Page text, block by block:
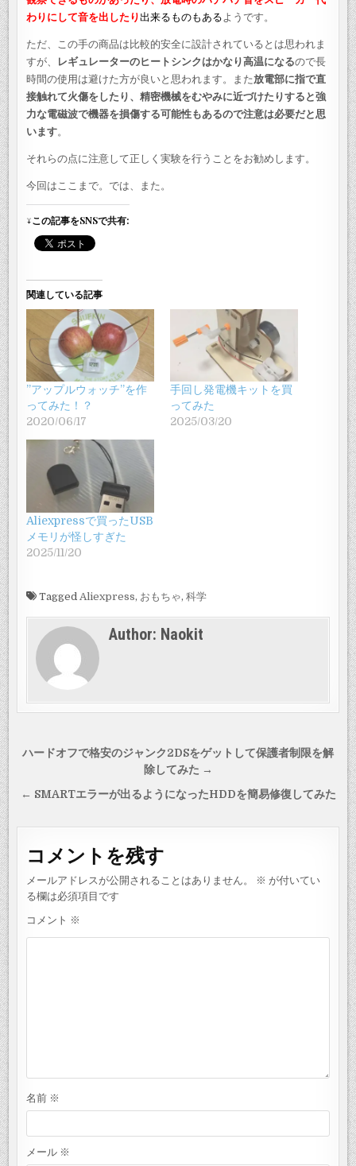
わりにして音を出したり出来るものもある ようです。
ただ、この手の商品は比較的安全に設計されているとは思われま
すが、
レギュレーターのヒートシンクはかなり高温になるので長
時間の使用は避けた方が良いと思われます。また放電部に指で直
接触れて火傷をしたり、精密機械をむやみに近づけたりすると強
力な電磁波で機器を損傷する可能性もあるので注意は必要だと思
います。
それらの点に注意して正しく実験を行うことをお勧めします。
今回はここまで。では、また。
↓この記事をSNSで共有:
関連している記事
”アップルウォッチ”を作
ってみた！？
2020/06/17
手回し発電機キットを買
ってみた
2025/03/20
Aliexpressで買ったUSB
メモリが怪しすぎた
2025/11/20
TaggedAliexpress, おもちゃ,科学
Author: Naokit
投
ナ
ビ
ゲ
ー
シ
ョ
ン
ハードオフで格安のジャンク2DSをゲットして保護者制限を解
除してみた →
← SMARTエラーが出るようになったHDDを簡易修復してみた
コメントを残す
メールアドレスが公開されることはありません。 ※ が付いてい
る欄は必須項目です
コメント ※
名前 ※
メール ※